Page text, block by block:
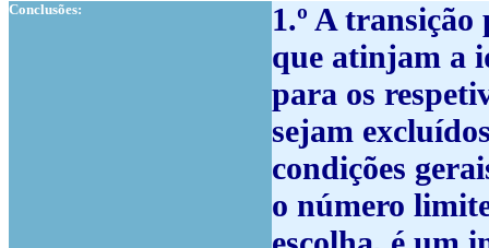
Conclusões: 1.º A transição
que atinjam a
para os
sejam
condições
o número